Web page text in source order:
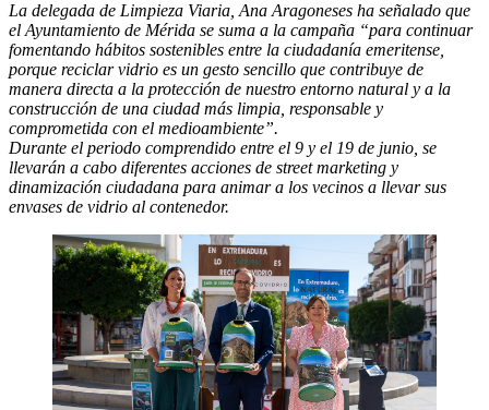
La delegada de Limpieza Viaria, Ana Aragoneses ha señalado que
el Ayuntamiento de Mérida se suma a la campaña “para continuar
fomentando hábitos sostenibles entre la ciudadanía emeritense,
porque reciclar vidrio es un gesto sencillo que contribuye de
manera directa a la protección de nuestro entorno natural y a la
construcción de una ciudad más limpia, responsable y
comprometida con el medioambiente”.
Durante el periodo comprendido entre el 9 y el 19 de junio, se
llevarán a cabo diferentes acciones de street marketing y
dinamización ciudadana para animar a los vecinos a llevar sus
envases de vidrio al contenedor.